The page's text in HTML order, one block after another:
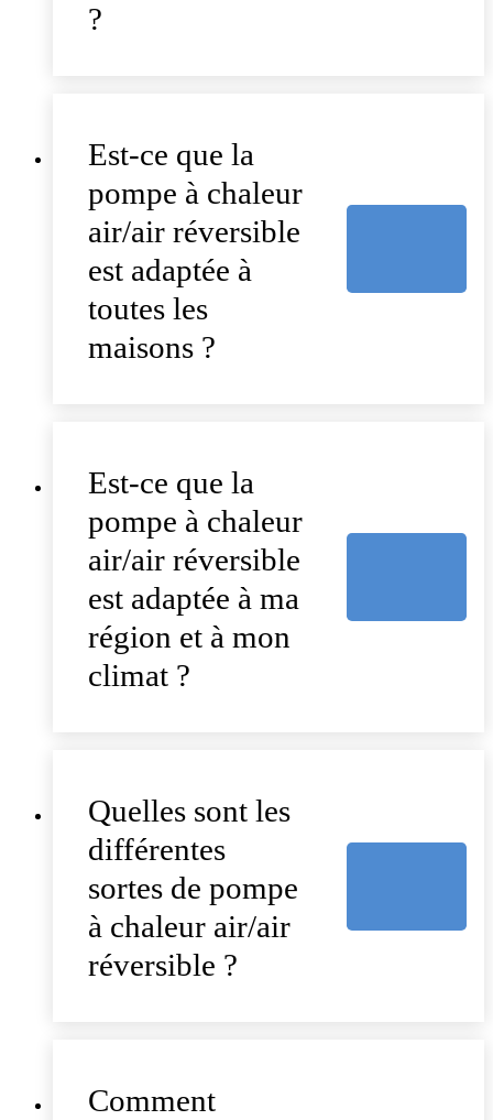
?
Est-ce que la
pompe à chaleur
air/air réversible
est adaptée à
toutes les
maisons ?
Est-ce que la
pompe à chaleur
air/air réversible
est adaptée à ma
région et à mon
climat ?
Quelles sont les
différentes
sortes de pompe
à chaleur air/air
réversible ?
Comment